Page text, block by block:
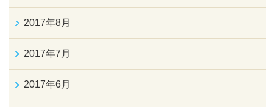
2017年8月
2017年7月
2017年6月